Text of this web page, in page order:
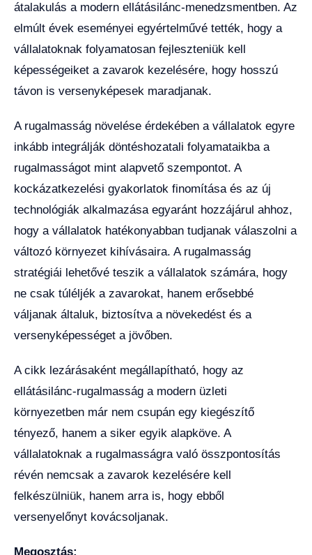
átalakulás a modern ellátásilánc-menedzsmentben. Az
elmúlt évek eseményei egyértelművé tették, hogy a
vállalatoknak folyamatosan fejleszteniük kell
képességeiket a zavarok kezelésére, hogy hosszú
távon is versenyképesek maradjanak.
A rugalmasság növelése érdekében a vállalatok egyre
inkább integrálják döntéshozatali folyamataikba a
rugalmasságot mint alapvető szempontot. A
kockázatkezelési gyakorlatok finomítása és az új
technológiák alkalmazása egyaránt hozzájárul ahhoz,
hogy a vállalatok hatékonyabban tudjanak válaszolni a
változó környezet kihívásaira. A rugalmasság
stratégiái lehetővé teszik a vállalatok számára, hogy
ne csak túléljék a zavarokat, hanem erősebbé
váljanak általuk, biztosítva a növekedést és a
versenyképességet a jövőben.
A cikk lezárásaként megállapítható, hogy az
ellátásilánc-rugalmasság a modern üzleti
környezetben már nem csupán egy kiegészítő
tényező, hanem a siker egyik alapköve. A
vállalatoknak a rugalmasságra való összpontosítás
révén nemcsak a zavarok kezelésére kell
felkészülniük, hanem arra is, hogy ebből
versenyelőnyt kovácsoljanak.
Megosztás: